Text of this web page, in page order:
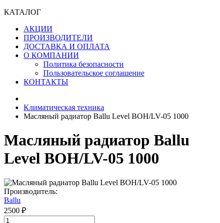
КАТАЛОГ
АКЦИИ
ПРОИЗВОДИТЕЛИ
ДОСТАВКА И ОПЛАТА
О КОМПАНИИ
Политика безопасности
Пользовательское соглашение
КОНТАКТЫ
Климатическая техника
Масляный радиатор Ballu Level BOH/LV-05 1000
Масляный радиатор Ballu
Level BOH/LV-05 1000
Производитель:
Ballu
2500 ₽